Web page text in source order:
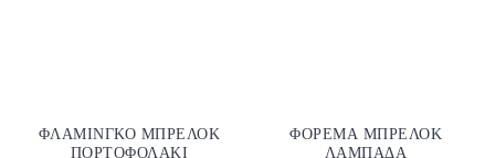
ΦΛΑΜΙΝΓΚΟ ΜΠΡΕΛΟΚ
ΠΟΡΤΟΦΟΛΑΚΙ
ΦΟΡΕΜΑ ΜΠΡΕΛΟΚ
ΛΑΜΠΑΔΑ